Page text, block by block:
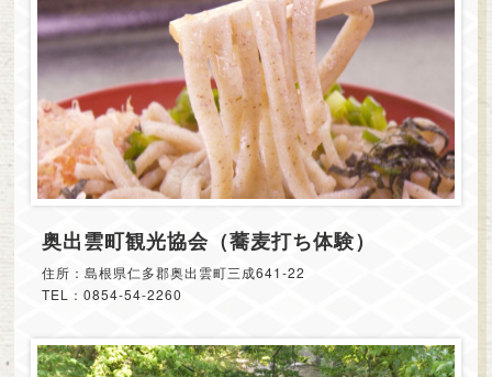
奥出雲町観光協会（蕎麦打ち体験）
住所：島根県仁多郡奥出雲町三成641-22
TEL：0854-54-2260